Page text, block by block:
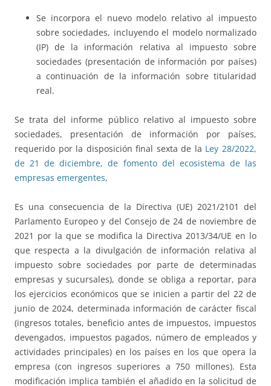
Se incorpora el nuevo modelo relativo al impuesto
sobre sociedades, incluyendo el modelo normalizado
(IP) de la información relativa al impuesto sobre
sociedades (presentación de información por países)
a continuación de la información sobre titularidad
real.
Se trata del informe público relativo al impuesto sobre
sociedades, presentación de información por países,
requerido por la disposición final sexta de la Ley 28/2022,
de 21 de diciembre, de fomento del ecosistema de las
empresas emergentes,
Es una consecuencia de la Directiva (UE) 2021/2101 del
Parlamento Europeo y del Consejo de 24 de noviembre de
2021 por la que se modifica la Directiva 2013/34/UE en lo
que respecta a la divulgación de información relativa al
impuesto sobre sociedades por parte de determinadas
empresas y sucursales), donde se obliga a reportar, para
los ejercicios económicos que se inicien a partir del 22 de
junio de 2024, determinada información de carácter fiscal
(ingresos totales, beneficio antes de impuestos, impuestos
devengados, impuestos pagados, número de empleados y
actividades principales) en los países en los que opera la
empresa (con ingresos superiores a 750 millones). Esta
modificación implica también el añadido en la solicitud de